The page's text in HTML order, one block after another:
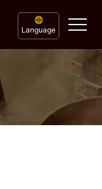
Language